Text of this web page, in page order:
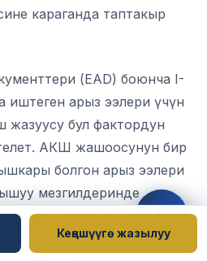
караганда таптакыр
(EAD) боюнча I-
иштеген арыз ээлери үчүн
жазуусу бул фактордун
АКШ жашоосунун бир
болгон арыз ээлери
мезгилдеринде
мыйзамсыз жүрүм-
качуу үчүн
Кеңешүүгө жазылуу